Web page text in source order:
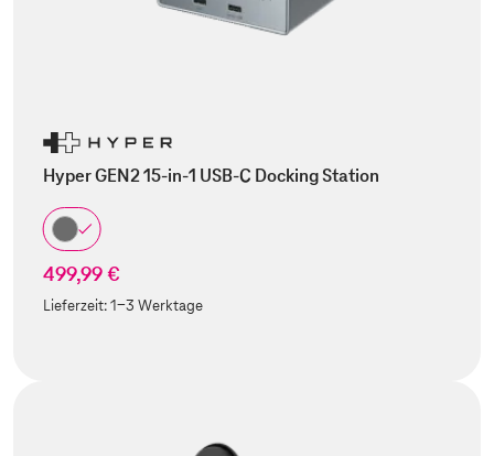
Hyper GEN2 15-in-1 USB-C Docking Station
499,99 €
Lieferzeit:1-3 Werktage